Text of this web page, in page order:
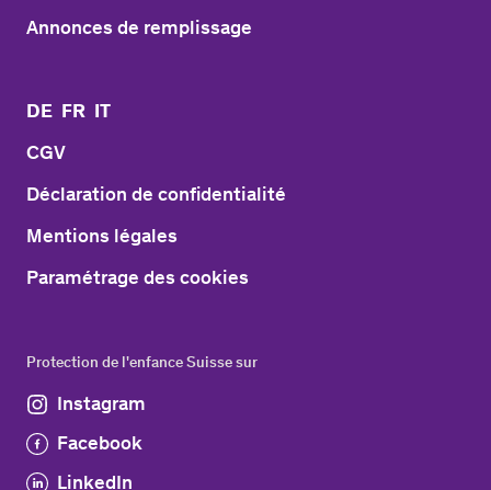
Annonces de remplissage
DE FR IT
CGV
Déclaration de confidentialité
Mentions légales
Paramétrage des cookies
Protection de l'enfance Suisse sur
Instagram
Facebook
LinkedIn